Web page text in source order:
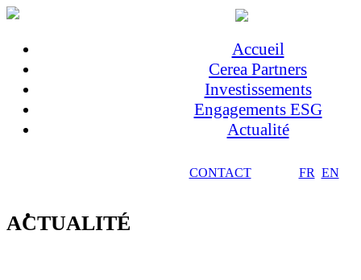
Accueil
Cerea Partners
Investissements
Engagements ESG
Actualité
CONTACT FR EN
ACTUALITÉ